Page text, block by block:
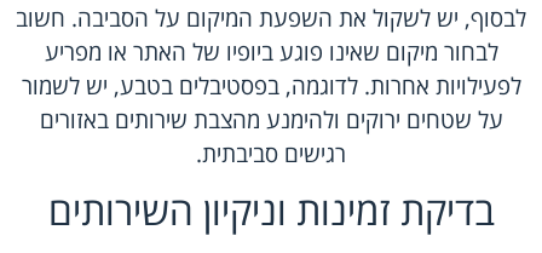
לבסוף, יש לשקול את השפעת המיקום על הסביבה. חשוב
לבחור מיקום שאינו פוגע ביופיו של האתר או מפריע
לפעילויות אחרות. לדוגמה, בפסטיבלים בטבע, יש לשמור
על שטחים ירוקים ולהימנע מהצבת שירותים באזורים
רגישים סביבתית.
בדיקת זמינות וניקיון השירותים